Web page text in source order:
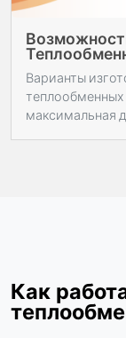
Варианты
теплообменных
максимальная
Как